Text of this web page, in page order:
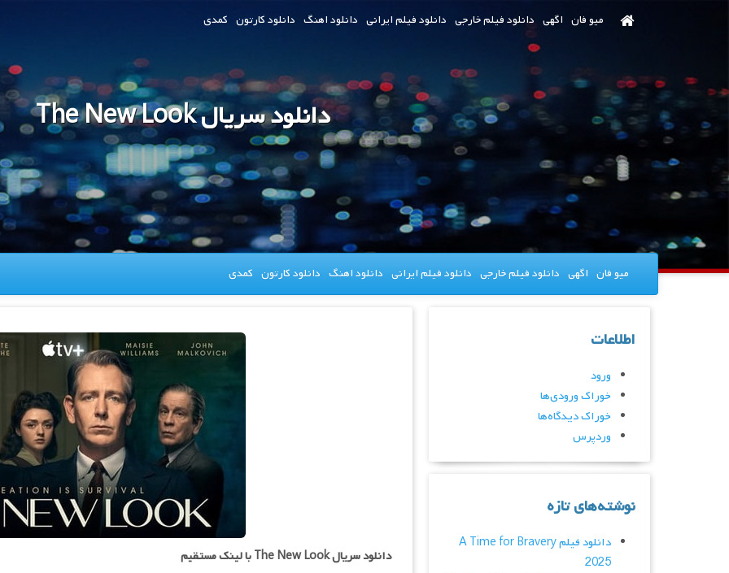
میو فان اگهی دانلود فیلم خارجی دانلود فیلم ایرانی دانلود اهنگ دانلود کارتون کمدی
دانلود سریال The New Look
میو فان اگهی دانلود فیلم خارجی دانلود فیلم ایرانی دانلود اهنگ دانلود کارتون کمدی
دانلود سریال The New Look با لینک مستقیم
اطلاعات
ورود
خوراک ورودی‌ها
خوراک دیدگاه‌ها
وردپرس
نوشته‌های تازه
دانلود فیلم A Time for Bravery
2025